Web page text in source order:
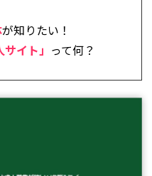
が知りたい！
サイト」 って何？